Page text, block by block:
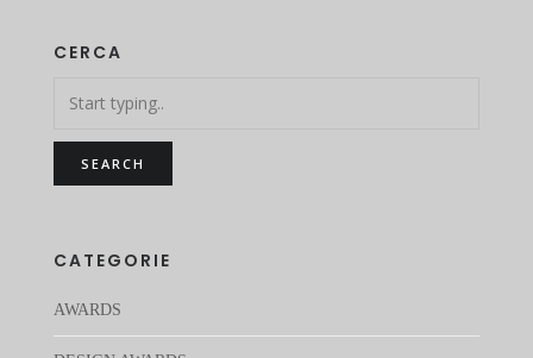
CERCA
CATEGORIE
AWARDS